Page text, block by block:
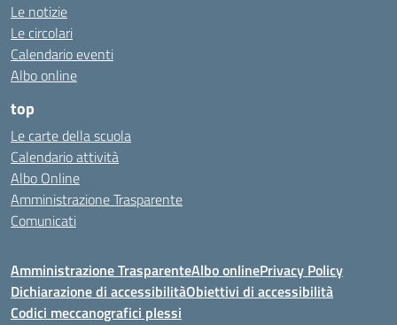
Le notizie
Le circolari
Calendario eventi
Albo online
top
Le carte della scuola
Calendario attività
Albo Online
Amministrazione Trasparente
Comunicati
Amministrazione TrasparenteAlbo onlinePrivacy Policy
Dichiarazione di accessibilitàObiettivi di accessibilità
Codici meccanografici plessi